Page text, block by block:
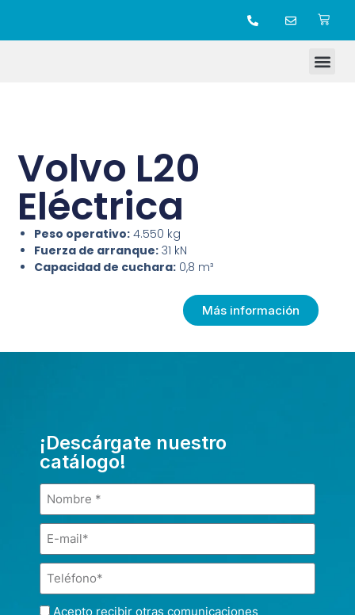
Volvo L20
Eléctrica
Peso operativo: 4.550 kg
Fuerza de arranque: 31 kN
Capacidad de cuchara: 0,8 m³
Más información
¡Descárgate nuestro
catálogo!
Acepto recibir otras comunicaciones